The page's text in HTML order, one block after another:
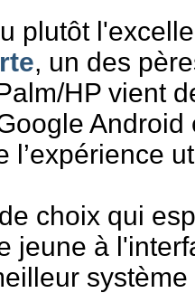
plutôt
, un des
HP vient
Android
l’expérience
choix qui
jeune à